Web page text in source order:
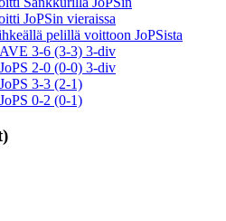
JoPSin vieraissa
pelillä voittoon JoPSista
3-6 (3-3) 3-div
2-0 (0-0) 3-div
3-3 (2-1)
0-2 (0-1)